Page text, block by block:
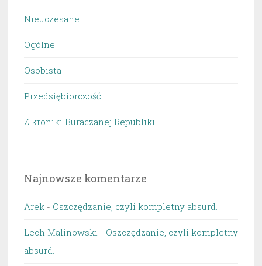
Nieuczesane
Ogólne
Osobista
Przedsiębiorczość
Z kroniki Buraczanej Republiki
Najnowsze komentarze
Arek - Oszczędzanie, czyli kompletny absurd.
Lech Malinowski - Oszczędzanie, czyli kompletny
absurd.